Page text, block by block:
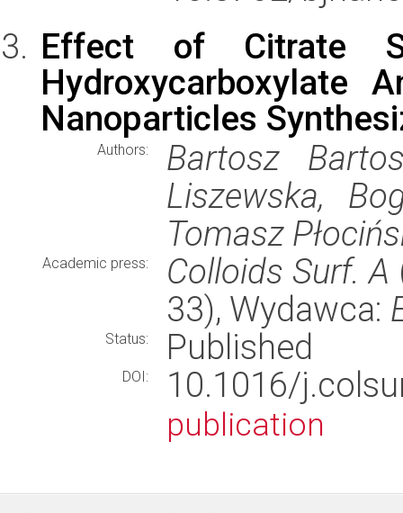
Effect of Citrate
Hydroxycarboxylate
Nanoparticles
Authors:
Bartosz
Liszewska,
Tomasz
Academic press: Colloids Surf. A
33), Wydawca:
Status: Published
DOI: 10.1016/
publication